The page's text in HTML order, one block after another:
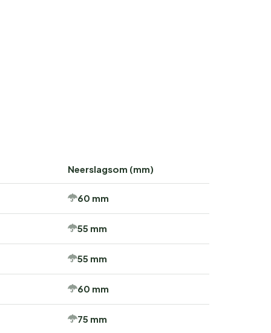
Neerslagsom (mm)
60 mm
55 mm
55 mm
60 mm
75 mm